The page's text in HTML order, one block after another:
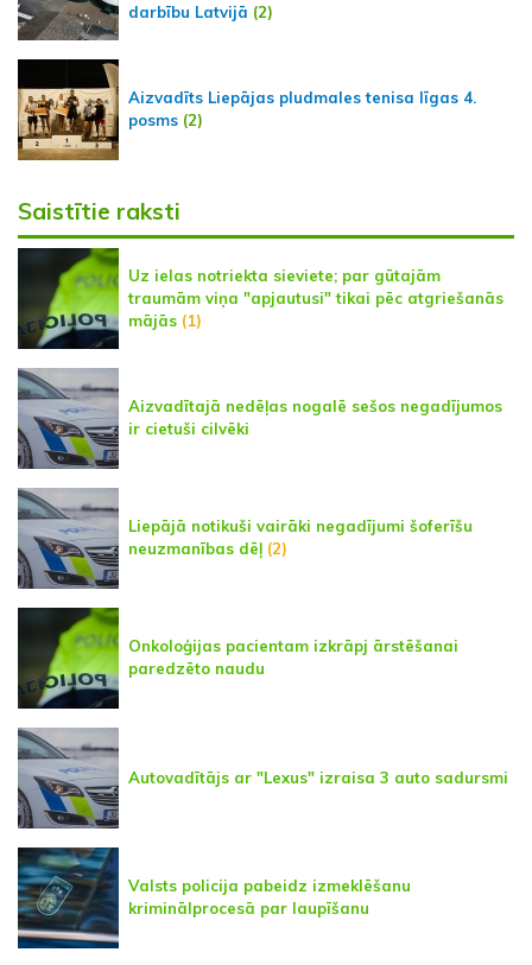
darbību Latvijā (2)
Aizvadīts Liepājas pludmales tenisa līgas 4.
posms (2)
Saistītie raksti
Uz ielas notriekta sieviete; par gūtajām
traumām viņa "apjautusi" tikai pēc atgriešanās
mājās (1)
Aizvadītajā nedēļas nogalē sešos negadījumos
ir cietuši cilvēki
Liepājā notikuši vairāki negadījumi šoferīšu
neuzmanības dēļ (2)
Onkoloģijas pacientam izkrāpj ārstēšanai
paredzēto naudu
Autovadītājs ar "Lexus" izraisa 3 auto sadursmi
Valsts policija pabeidz izmeklēšanu
kriminālprocesā par laupīšanu